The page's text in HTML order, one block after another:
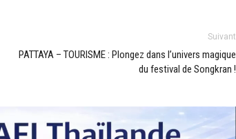
Suivant
PATTAYA – TOURISME : Plongez dans l’univers magique
du festival de Songkran !